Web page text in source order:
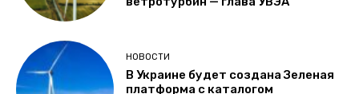
НОВОСТИ
В Украине будет создана Зеленая
платформа с каталогом